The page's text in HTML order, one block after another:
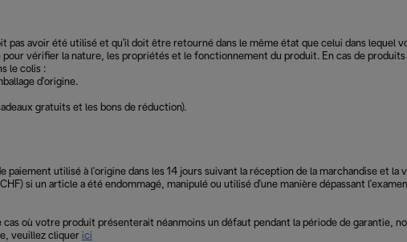
avoir été utilisé et qu'il doit être retourné dans le même état que celui dans lequel
vérifier la nature, les propriétés et le fonctionnement du produit. En cas de
le colis :
d'origine.
gratuits et les bons de réduction).
paiement utilisé à l'origine dans les 14 jours suivant la réception de la marchandise et
si un article a été endommagé, manipulé ou utilisé d'une manière dépassant
où votre produit présenterait néanmoins un défaut pendant la période de garantie,
veuillez cliquer ici